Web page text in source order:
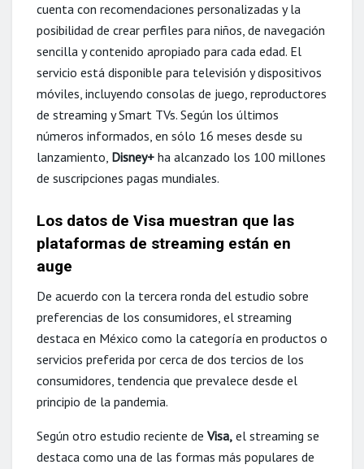
cuenta con recomendaciones personalizadas y la
posibilidad de crear perfiles para niños, de navegación
sencilla y contenido apropiado para cada edad. El
servicio está disponible para televisión y dispositivos
móviles, incluyendo consolas de juego, reproductores
de streaming y Smart TVs. Según los últimos
números informados, en sólo 16 meses desde su
lanzamiento, Disney+ ha alcanzado los 100 millones
de suscripciones pagas mundiales.
Los datos de Visa muestran que las
plataformas de streaming están en
auge
De acuerdo con la tercera ronda del estudio sobre
preferencias de los consumidores, el streaming
destaca en México como la categoría en productos o
servicios preferida por cerca de dos tercios de los
consumidores, tendencia que prevalece desde el
principio de la pandemia.
Según otro estudio reciente de Visa, el streaming se
destaca como una de las formas más populares de